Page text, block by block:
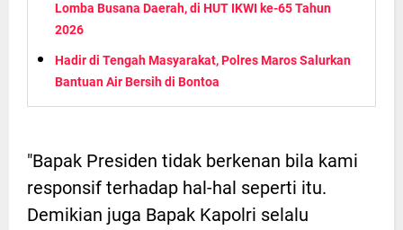
Lomba Busana Daerah, di HUT IKWI ke-65 Tahun
2026
Hadir di Tengah Masyarakat, Polres Maros Salurkan
Bantuan Air Bersih di Bontoa
"Bapak Presiden tidak berkenan bila kami
responsif terhadap hal-hal seperti itu.
Demikian juga Bapak Kapolri selalu